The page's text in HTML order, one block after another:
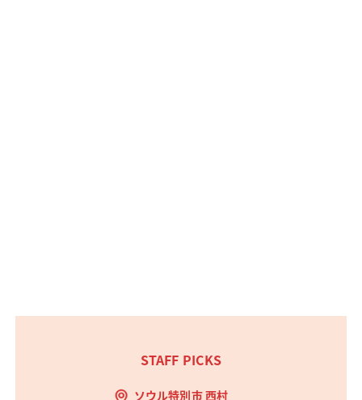
STAFF PICKS
ソウル特別市 西村